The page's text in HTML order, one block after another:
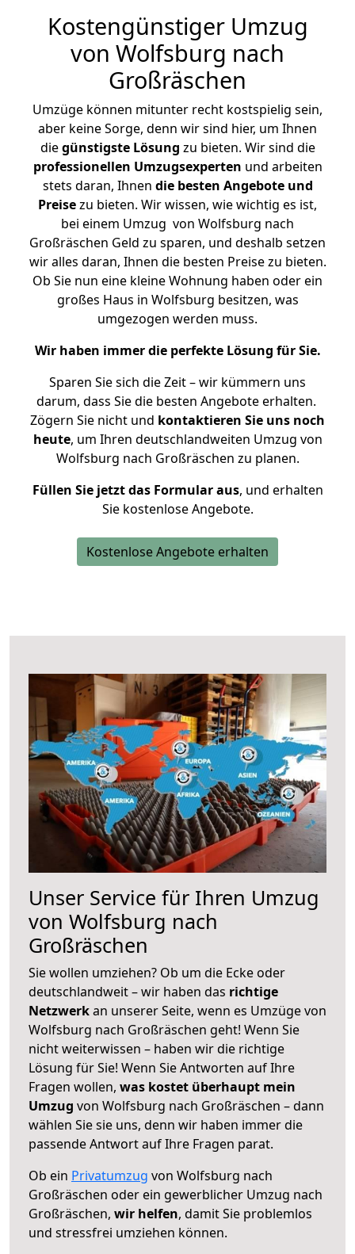
Kostengünstiger Umzug
von Wolfsburg nach
Großräschen
Umzüge können mitunter recht kostspielig sein,
aber keine Sorge, denn wir sind hier, um Ihnen
diegünstigste Lösung zu bieten. Wir sind die
professionellen Umzugsexperten und arbeiten
stets daran, Ihnen die besten Angebote und
Preisezu bieten. Wir wissen, wie wichtig es ist,
bei einem Umzug von Wolfsburg nach
Großräschen Geld zu sparen, und deshalb setzen
wir alles daran, Ihnen die besten Preise zu bieten.
Ob Sie nun eine kleine Wohnung haben oder ein
großes Haus in Wolfsburg besitzen, was
umgezogen werden muss.
Wir haben immer die perfekte Lösung für Sie.
Sparen Sie sich die Zeit – wir kümmern uns
darum, dass Sie die besten Angebote erhalten.
Zögern Sie nicht und kontaktieren Sie uns noch
heute, um Ihren deutschlandweiten Umzug von
Wolfsburg nach Großräschen zu planen.
Füllen Sie jetzt das Formular aus, und erhalten
Sie kostenlose Angebote.
Kostenlose Angebote erhalten
Unser Service für Ihren Umzug
von Wolfsburg nach
Großräschen
Sie wollen umziehen? Ob um die Ecke oder
deutschlandweit – wir haben das richtige
Netzwerkan unserer Seite, wenn es Umzüge von
Wolfsburg nach Großräschen geht! Wenn Sie
nicht weiterwissen – haben wir die richtige
Lösung für Sie! Wenn Sie Antworten auf Ihre
Fragen wollen, was kostet überhaupt mein
Umzug von Wolfsburg nach Großräschen – dann
wählen Sie sie uns, denn wir haben immer die
passende Antwort auf Ihre Fragen parat.
Ob ein Privatumzug von Wolfsburg nach
Großräschen oder ein gewerblicher Umzug nach
Großräschen, wir helfen, damit Sie problemlos
und stressfrei umziehen können.